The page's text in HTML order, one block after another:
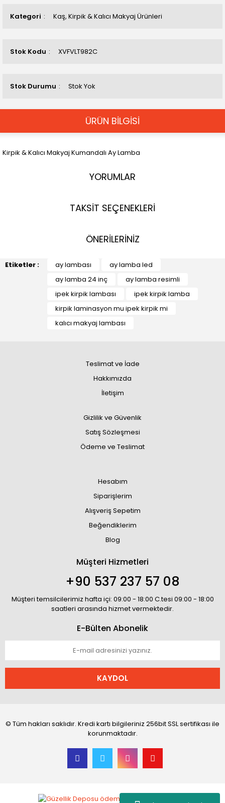
Kategori Kaş, Kirpik & Kalıcı Makyaj Ürünleri
Stok Kodu XVFVLT982C
Stok Durumu Stok Yok
ÜRÜN BİLGİSİ
Kirpik & Kalıcı Makyaj Kumandalı Ay Lamba
YORUMLAR
TAKSİT SEÇENEKLERİ
ÖNERİLERİNİZ
Etiketler : ay lambası
ay lamba led
ay lamba 24 inç
ay lamba resimli
ipek kirpik lambası
ipek kirpik lamba
kirpik laminasyon mu ipek kirpik mi
kalıcı makyaj lambası
Teslimat ve İade
Hakkımızda
İletişim
Gizlilik ve Güvenlik
Satış Sözleşmesi
Ödeme ve Teslimat
Hesabım
Siparişlerim
Alışveriş Sepetim
Beğendiklerim
Blog
Müşteri Hizmetleri
+90 537 237 57 08
Müşteri temsilcilerimiz hafta içi: 09:00 - 18:00 C.tesi 09:00 - 18:00
saatleri arasında hizmet vermektedir.
E-Bülten Abonelik
KAYDOL
© Tüm hakları saklıdır. Kredi kartı bilgileriniz 256bit SSL sertifikası ile
korunmaktadır.